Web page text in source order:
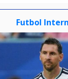
Futbol